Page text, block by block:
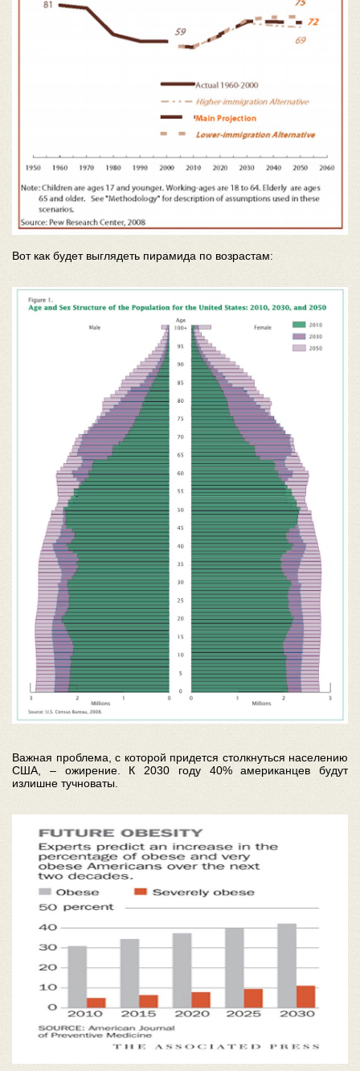
Вот как будет выглядеть пирамида по возрастам:
Важная проблема, с которой придется столкнуться населению
США, – ожирение. К 2030 году 40% американцев будут
излишне тучноваты.